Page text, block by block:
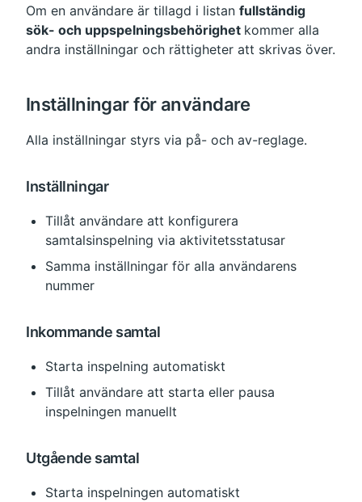
Om en användare är tillagd i listan fullständig
sök- och uppspelningsbehörighet kommer alla
andra inställningar och rättigheter att skrivas över.
Inställningar för användare
Alla inställningar styrs via på- och av-reglage.
Inställningar
Tillåt användare att konfigurera
samtalsinspelning via aktivitetsstatusar
Samma inställningar för alla användarens
nummer
Inkommande samtal
Starta inspelning automatiskt
Tillåt användare att starta eller pausa
inspelningen manuellt
Utgående samtal
Starta inspelningen automatiskt